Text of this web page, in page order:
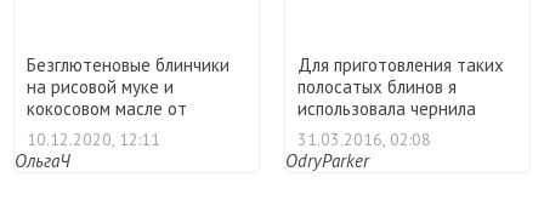
Безглютеновые блинчики
на рисовой муке и
кокосовом масле от
известно ...
10.12.2020, 12:11
ОльгаЧ
Для приготовления таких
полосатых блинов я
использовала чернила
кара ...
31.03.2016, 02:08
OdryParker